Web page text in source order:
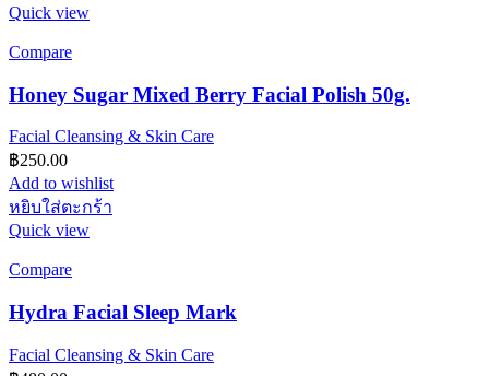
Quick view
Compare
Honey Sugar Mixed Berry Facial Polish 50g.
Facial Cleansing & Skin Care
฿250.00
Add to wishlist
หยิบใส่ตะกร้า
Quick view
Compare
Hydra Facial Sleep Mark
Facial Cleansing & Skin Care